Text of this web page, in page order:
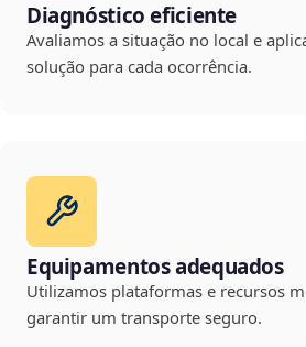
Diagnóstico eficiente
Avaliamos a situação no local e
solução para cada ocorrência.
Equipamentos adequados
Utilizamos plataformas e recursos
garantir um transporte seguro.